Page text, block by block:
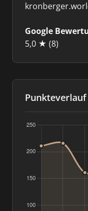
Google
5,0 ★ (8)